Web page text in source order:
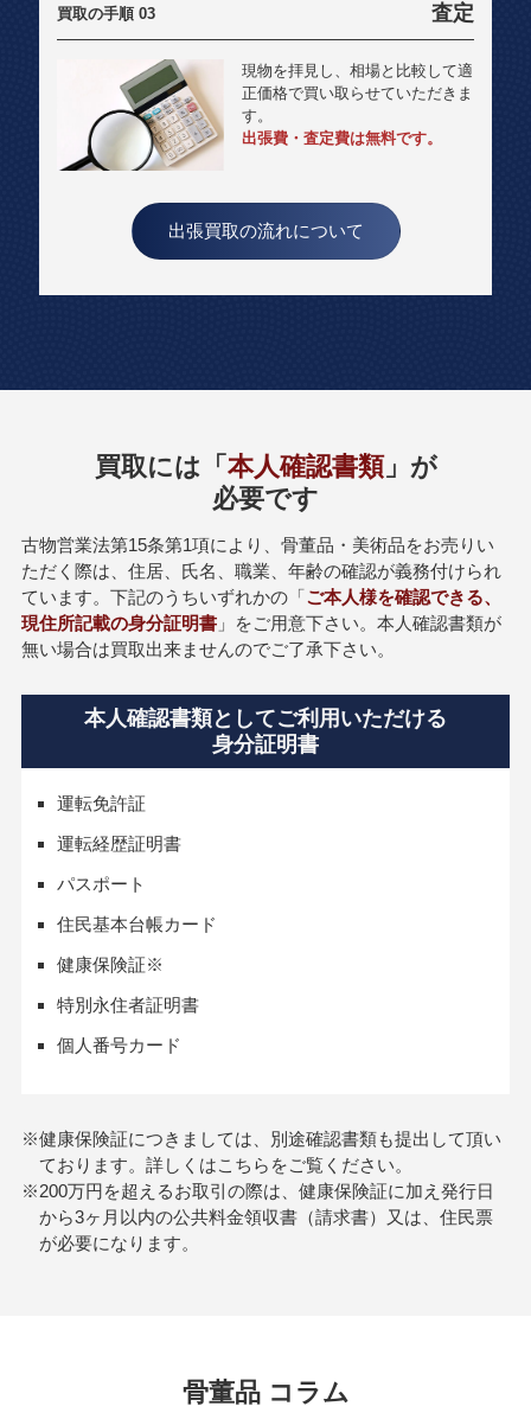
査定
現物を拝見し、相場と比較して適
正価格で買い取らせていただきま
す。
出張費・査定費は無料です。
出張買取の流れについて
買取には「 本人確認書類」が
必要です
古物営業法第15条第1項により、骨董品・美術品をお売りい
ただく際は、住居、氏名、職業、年齢の確認が義務付けられ
ています。下記のうちいずれかの「ご本人様を確認できる、
現住所記載の身分証明書」をご用意下さい。本人確認書類が
無い場合は買取出来ませんのでご了承下さい。
本人確認書類としてご利用いただける
身分証明書
運転免許証
運転経歴証明書
パスポート
住民基本台帳カード
健康保険証※
特別永住者証明書
個人番号カード
※健康保険証につきましては、別途確認書類も提出して頂い
ております。詳しくはこちらをご覧ください。
※200万円を超えるお取引の際は、健康保険証に加え発行日
から3ヶ月以内の公共料金領収書（請求書）又は、住民票
が必要になります。
骨董品 コラム